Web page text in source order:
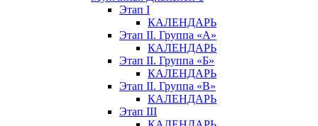
Этап I
КАЛЕНДАРЬ
Этап II. Группа «А»
КАЛЕНДАРЬ
Этап II. Группа «Б»
КАЛЕНДАРЬ
Этап II. Группа «В»
КАЛЕНДАРЬ
Этап III